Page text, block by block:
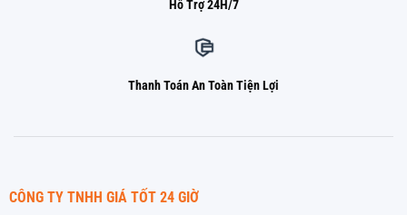
Hỗ Trợ 24H/7
Thanh Toán An Toàn Tiện Lợi
CÔNG TY TNHH GIÁ TỐT 24 GIỜ